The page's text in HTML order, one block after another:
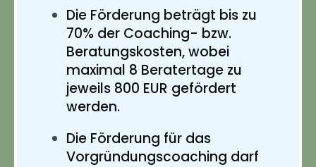
Die Förderung beträgt bis zu
70% der Coaching- bzw.
Beratungskosten, wobei
maximal 8 Beratertage zu
jeweils 800 EUR gefördert
werden.
Die Förderung für das
Vorgründungscoaching darf